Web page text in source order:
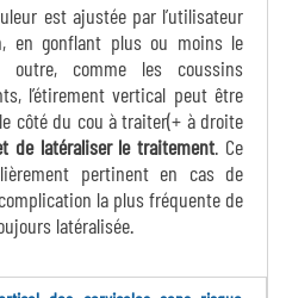
est ajustée par l’utilisateur
en gonflant plus ou moins le
outre, comme les coussins
l’étirement vertical peut être
côté du cou à traiter(+ à droite
de latéraliser le traitement. Ce
pertinent en cas de
la plus fréquente de
latéralisée.